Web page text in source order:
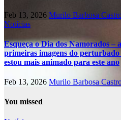
Feb 13, 2026 Murilo Barbosa
Notícias
Esqueça o Dia dos Namorados –
primeiras imagens do
estou mais animado para este ano
Feb 13, 2026 Murilo Barbosa
You missed